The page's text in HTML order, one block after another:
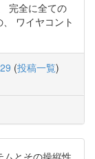
完全に全ての
ワイヤコント
(投稿一覧)
とその操縦性